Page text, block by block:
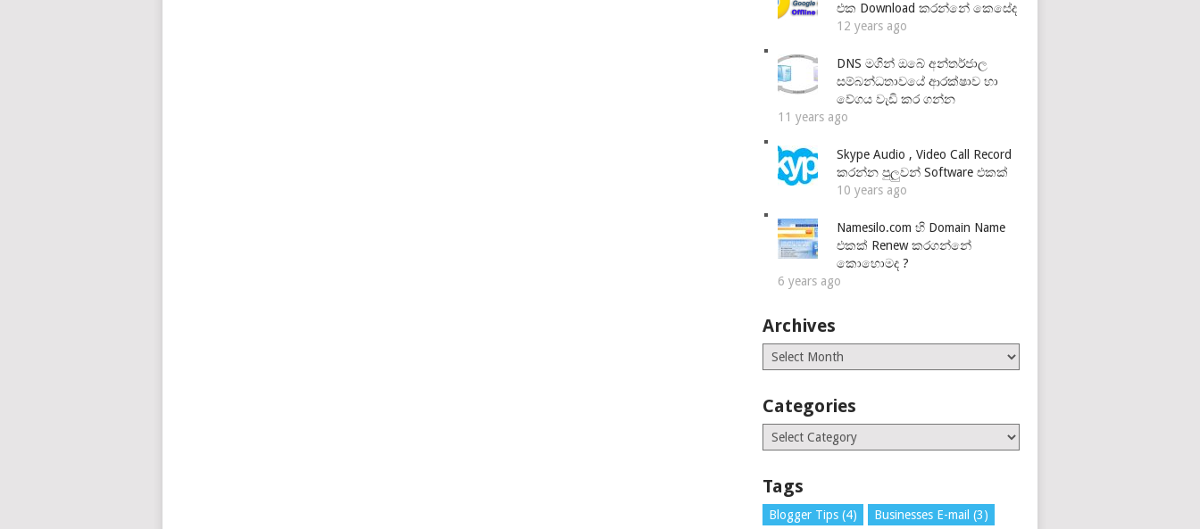
එක Download කරන්නේ කෙසේද
12 years ago
DNS මගින් ඔබේ අන්තර්ජාල
සම්බන්ධතාවයේ ආරක්ෂාව හා
වේගය වැඩි කර ගන්න
11 years ago
Skype Audio , Video Call Record
කරන්න පුලුවන් Software එකක්
10 years ago
Namesilo.com හි Domain Name
එකක් Renew කරගන්නේ
කොහොමද ?
6 years ago
Archives
Archives
Categories
Categories
Tags
Blogger Tips (4) Businesses E-mail (3)